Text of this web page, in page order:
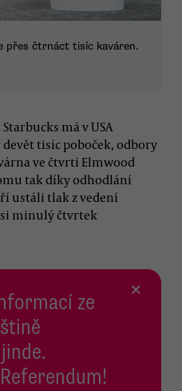
přes čtrnáct tisíc kaváren.
má v USA
tisíc poboček, odbory
ve čtvrti Elmwood
tak díky odhodlání
ustáli tlak z vedení
minulý čtvrtek
ze
×